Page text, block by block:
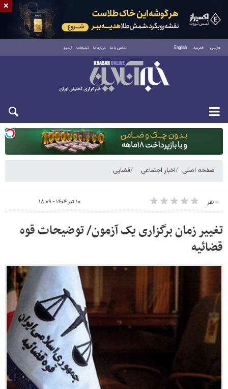
فارسی العربية English تماس با ما درباره ما تبلیغات آرشیو
یکشنبه ۱۸ مرداد ۱۴۰۵
صفحه اصلی اخبار اجتماعی قضایی
۰ نفر ۱۰ تیر ۱۴۰۴ - ۱۸:۰۹
تغییر زمان برگزاری یک آزمون/ توضیحات قوه
قضائیه
×